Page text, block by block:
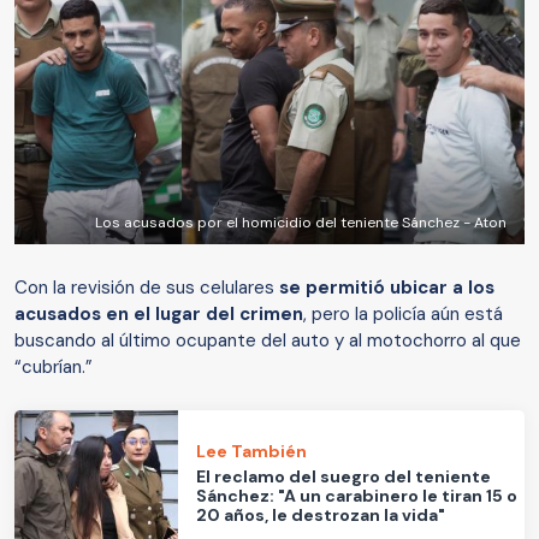
Los acusados por el homicidio del teniente Sánchez - Aton
Con la revisión de sus celulares se permitió ubicar a los
acusados en el lugar del crimen, pero la policía aún está
buscando al último ocupante del auto y al motochorro al que
“cubrían.”
Lee También
El reclamo del suegro del teniente
Sánchez: "A un carabinero le tiran 15 o
20 años, le destrozan la vida"